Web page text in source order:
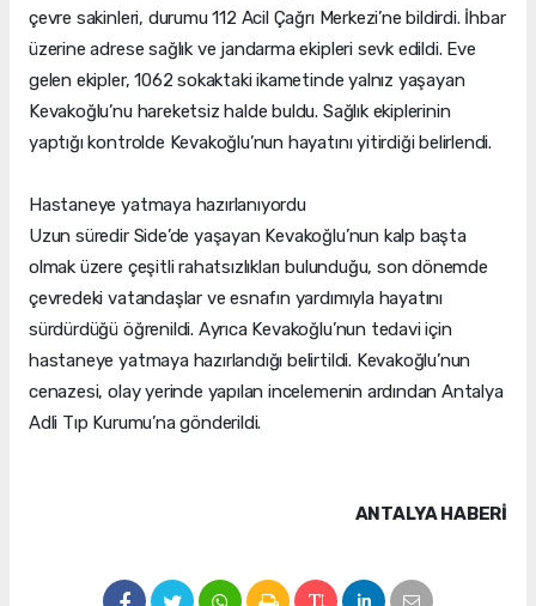
çevre sakinleri, durumu 112 Acil Çağrı Merkezi’ne bildirdi. İhbar
üzerine adrese sağlık ve jandarma ekipleri sevk edildi. Eve
gelen ekipler, 1062 sokaktaki ikametinde yalnız yaşayan
Kevakoğlu’nu hareketsiz halde buldu. Sağlık ekiplerinin
yaptığı kontrolde Kevakoğlu’nun hayatını yitirdiği belirlendi.
Hastaneye yatmaya hazırlanıyordu
Uzun süredir Side’de yaşayan Kevakoğlu’nun kalp başta
olmak üzere çeşitli rahatsızlıkları bulunduğu, son dönemde
çevredeki vatandaşlar ve esnafın yardımıyla hayatını
sürdürdüğü öğrenildi. Ayrıca Kevakoğlu’nun tedavi için
hastaneye yatmaya hazırlandığı belirtildi. Kevakoğlu’nun
cenazesi, olay yerinde yapılan incelemenin ardından Antalya
Adli Tıp Kurumu’na gönderildi.
ANTALYA HABERİ